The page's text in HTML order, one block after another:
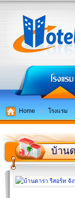
Home โรงแรม
บ้าน